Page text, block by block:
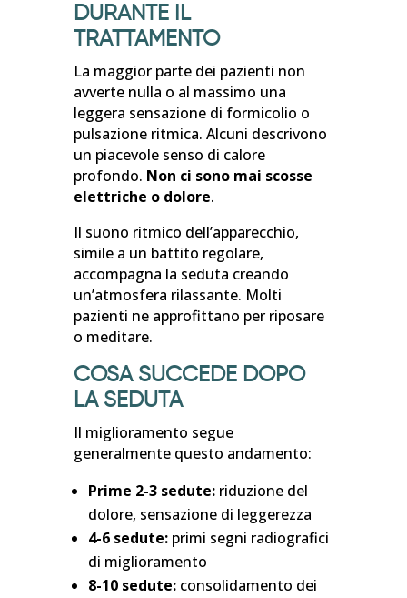
DURANTE IL
TRATTAMENTO
La maggior parte dei pazienti non
avverte nulla o al massimo una
leggera sensazione di formicolio o
pulsazione ritmica. Alcuni descrivono
un piacevole senso di calore
profondo. Non ci sono mai scosse
elettriche o dolore.
Il suono ritmico dell’apparecchio,
simile a un battito regolare,
accompagna la seduta creando
un’atmosfera rilassante. Molti
pazienti ne approfittano per riposare
o meditare.
COSA SUCCEDE DOPO
LA SEDUTA
Il miglioramento segue
generalmente questo andamento:
Prime 2-3 sedute:riduzione del
dolore, sensazione di leggerezza
4-6 sedute:primi segni radiografici
di miglioramento
8-10 sedute:consolidamento dei